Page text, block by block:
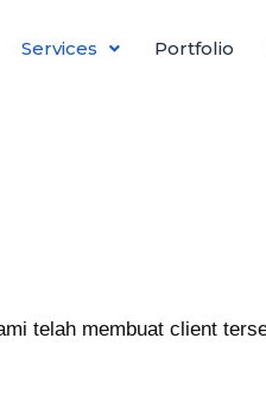
Services Portfolio
telah membuat client